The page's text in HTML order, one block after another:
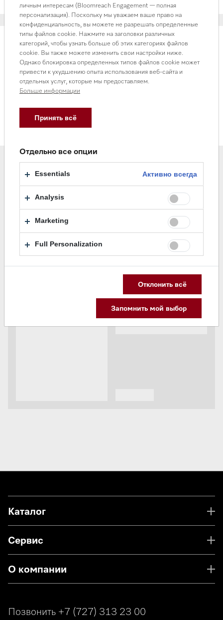
Средства по уходу за приборами
Катридж для очистки от накипи СМ 7
66 000 ₸
В наличии
личным интересам (Bloomreach Engagement — полная
персонализация). Поскольку мы уважаем ваше право на
конфиденциальность, вы можете не разрешать определенные
типы файлов cookie. Нажмите на заголовки различных
категорий, чтобы узнать больше об этих категориях файлов
cookie. Вы также можете изменить свои настройки ниже.
Однако блокировка определенных типов файлов cookie может
привести к ухудшению опыта использования веб-сайта и
отдельных услуг, которые мы предоставляем.
Больше информации
Принять всё
Отдельно все опции
Essentials Активно всегда
Analysis
Marketing
Full Personalization
Отклонить всё
Запомнить мой выбор
Каталог
Сервис
О компании
Позвонить +7 (727) 313 23 00